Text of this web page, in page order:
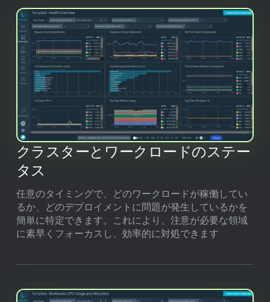
クラスターとワークロードのステー
タス
任意のタイミングで、どのワークロードが稼働してい
るか、どのデプロイメントに問題が発生しているかを
簡単に特定できます。これにより、注意が必要な領域
に素早くフォーカスし、効率的に対処できます